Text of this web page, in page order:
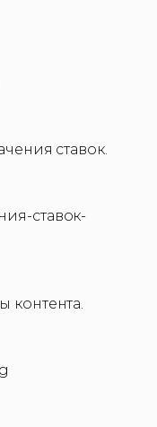
ставок.
контента.